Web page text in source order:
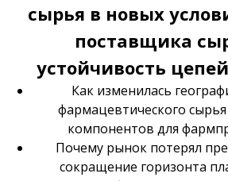
сырья в новых
поставщика
устойчивость
Как изменилась
фармацевтического
компонентов для
Почему рынок потерял
сокращение горизонта